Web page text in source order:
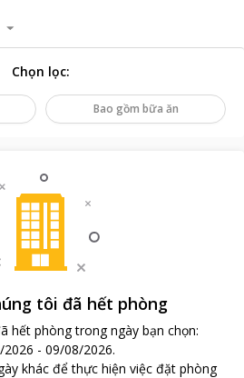
Chọn lọc:
Bao gồm bữa ăn
tôi đã hết phòng
hết phòng trong ngày bạn chọn:
- 09/08/2026.
khác để thực hiện việc đặt phòng